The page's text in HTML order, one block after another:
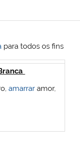
para todos os fins
amarrar amor,